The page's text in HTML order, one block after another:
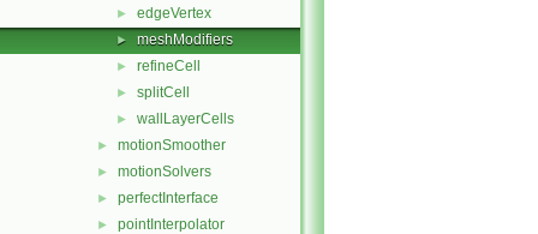
► edgeVertex
► meshModifiers
► refineCell
► splitCell
► wallLayerCells
► motionSmoother
► motionSolvers
► perfectInterface
► pointInterpolator